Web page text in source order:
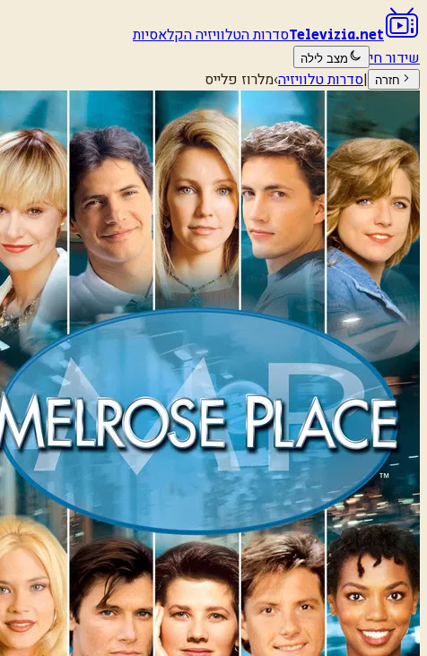
Televizia.netסדרות הטלוויזיה הקלאסיות
שידור חי
מצב לילה
חזרה
|סדרות טלוויזיה›מלרוז פלייס